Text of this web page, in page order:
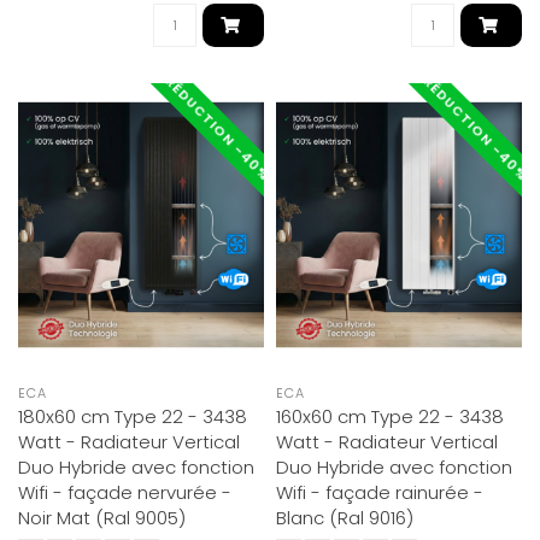
RÉDUCTION -40%
ECA
180x60 cm Type 22 - 3438
Watt - Radiateur Vertical
Duo Hybride avec fonction
Wifi - façade nervurée -
Noir Mat (Ral 9005)
RÉDUCTION -40%
ECA
160x60 cm Type 22 - 3438
Watt - Radiateur Vertical
Duo Hybride avec fonction
Wifi - façade rainurée -
Blanc (Ral 9016)